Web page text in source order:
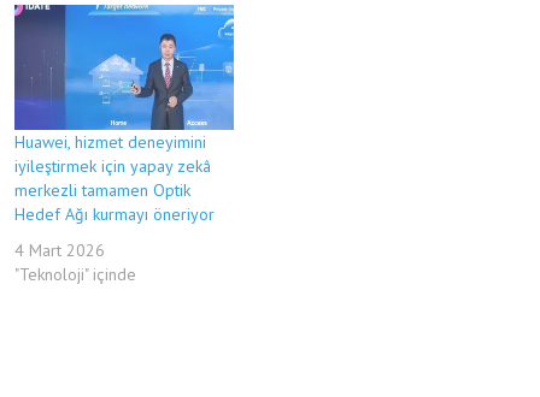
Huawei, hizmet deneyimini
iyileştirmek için yapay zekâ
merkezli tamamen Optik
Hedef Ağı kurmayı öneriyor
4 Mart 2026
"Teknoloji" içinde